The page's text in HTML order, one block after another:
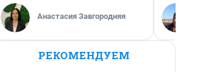
Анастасия Завгородняя
РЕКОМЕНДУЕМ